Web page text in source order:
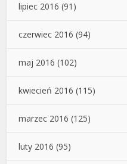
lipiec 2016 (91)
czerwiec 2016 (94)
maj 2016 (102)
kwiecień 2016 (115)
marzec 2016 (125)
luty 2016 (95)